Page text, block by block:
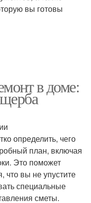
вы готовы
в доме:
определить, чего
план, включая
Это поможет
что вы не упустите
специальные
сметы.